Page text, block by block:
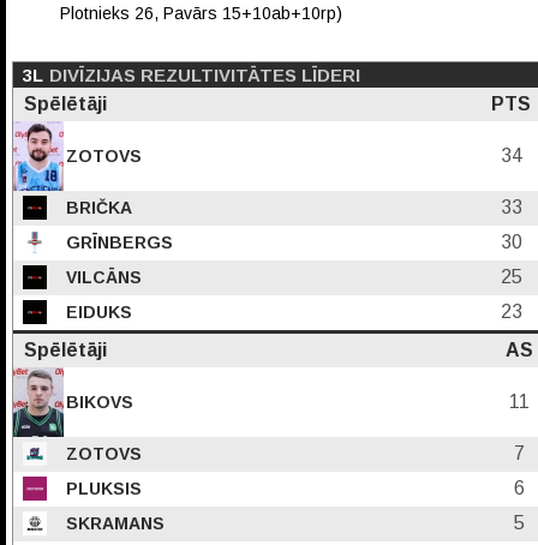
Plotnieks 26, Pavārs 15+10ab+10rp)
3L DIVĪZIJAS REZULTIVITĀTES LĪDERI
Spēlētāji
PTS
ZOTOVS 34
BRIČKA 33
GRĪNBERGS 30
VILCĀNS 25
EIDUKS
23
Spēlētāji
AS
BIKOVS 11
ZOTOVS 7
PLUKSIS 6
SKRAMANS 5